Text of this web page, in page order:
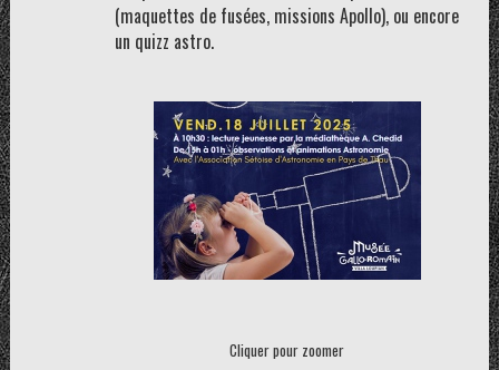
(maquettes de fusées, missions Apollo), ou encore
un quizz astro.
Cliquer pour zoomer